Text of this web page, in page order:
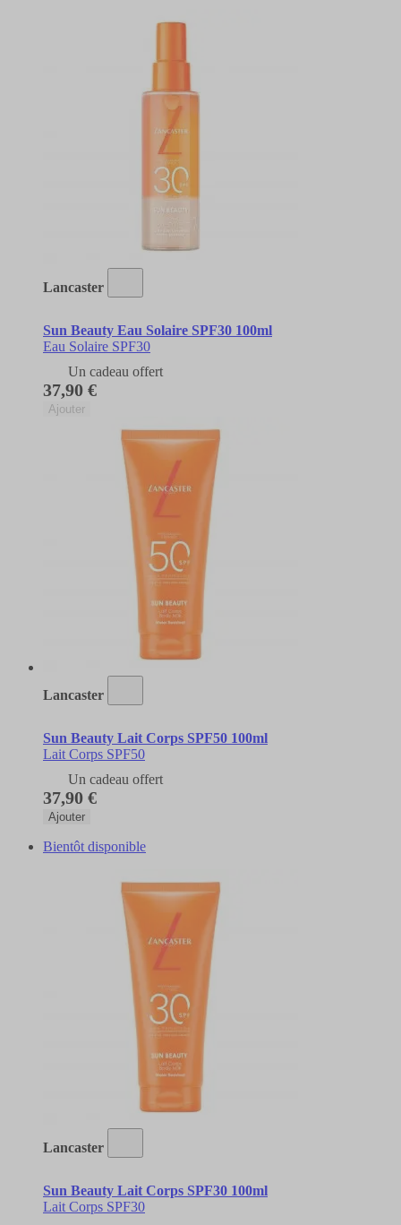
Lancaster
Sun Beauty Eau Solaire SPF30 100ml
Eau Solaire SPF30
Un cadeau offert
37,90 €
Ajouter
Lancaster
Sun Beauty Lait Corps SPF50 100ml
Lait Corps SPF50
Un cadeau offert
37,90 €
Ajouter
Bientôt disponible
Lancaster
Sun Beauty Lait Corps SPF30 100ml
Lait Corps SPF30